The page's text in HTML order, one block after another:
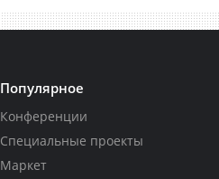
Популярное
Конференции
Специальные проекты
Маркет